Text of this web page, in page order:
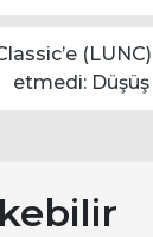
etmedi: